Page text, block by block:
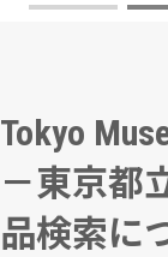
Tokyo
－東京都
品検索に